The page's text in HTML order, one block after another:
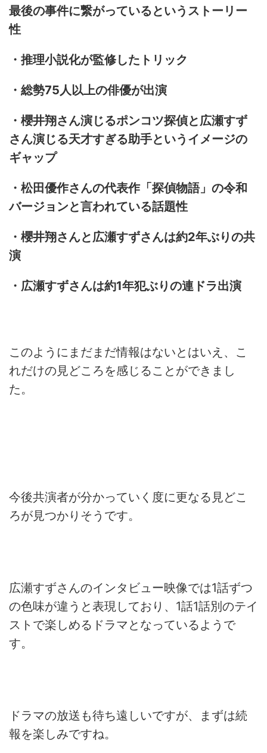
最後の事件に繋がっているというストーリー
性
・推理小説化が監修したトリック
・総勢75人以上の俳優が出演
・ 櫻井翔さん演じるポンコツ探偵と広瀬すず
さん演じる天才すぎる助手というイメージの
ギャップ
・松田優作さんの代表作「探偵物語」 の令和
バージョンと言われている話題性
・櫻井翔さんと広瀬すずさんは約2年ぶりの共
演
・広瀬すずさんは約1年犯ぶりの連ドラ出演
このようにまだまだ情報はないとはいえ、こ
れだけの見どころを感じることができまし
た。
今後共演者が分かっていく度に更なる見どこ
ろが見つかりそうです。
広瀬すずさんのインタビュー映像では1話ずつ
の色味が違うと表現しており、1話1話別のテイ
ストで楽しめるドラマとなっているようで
す。
ドラマの放送も待ち遠しいですが、まずは続
報を楽しみですね。